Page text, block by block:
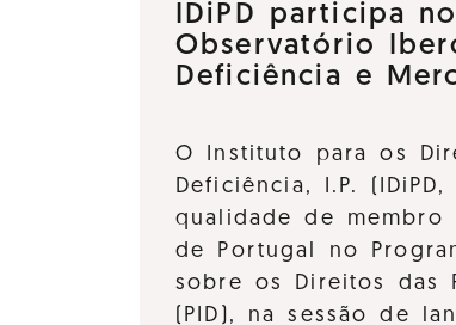
IDiPD participa
Observatório
Deficiência e
O Instituto para os
Deficiência, I.P.
qualidade de membro
de Portugal no
sobre os Direitos das
(PID), na sessão de